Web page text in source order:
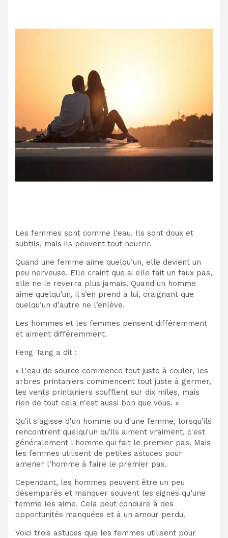
Les femmes sont comme l'eau. Ils sont doux et
subtils, mais ils peuvent tout nourrir.
Quand une femme aime quelqu’un, elle devient un
peu nerveuse. Elle craint que si elle fait un faux pas,
elle ne le reverra plus jamais. Quand un homme
aime quelqu’un, il s’en prend à lui, craignant que
quelqu’un d’autre ne l’enlève.
Les hommes et les femmes pensent différemment
et aiment différemment.
Feng Tang a dit :
« L'eau de source commence tout juste à couler, les
arbres printaniers commencent tout juste à germer,
les vents printaniers soufflent sur dix miles, mais
rien de tout cela n'est aussi bon que vous. »
Qu'il s'agisse d'un homme ou d'une femme, lorsqu'ils
rencontrent quelqu'un qu'ils aiment vraiment, c'est
généralement l'homme qui fait le premier pas. Mais
les femmes utilisent de petites astuces pour
amener l’homme à faire le premier pas.
Cependant, les hommes peuvent être un peu
désemparés et manquer souvent les signes qu’une
femme les aime. Cela peut conduire à des
opportunités manquées et à un amour perdu.
Voici trois astuces que les femmes utilisent pour